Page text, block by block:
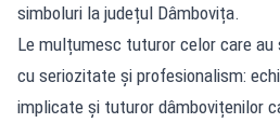
simboluri la județul Dâmbovița.
Le mulțumesc tuturor celor care
cu seriozitate și profesionalism:
implicate și tuturor dâmbovițenilor